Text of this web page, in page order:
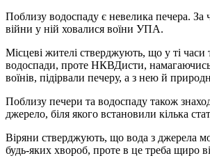
Поблизу водоспаду є невелика печера. За
війни у ній ховалися воїни УПА.
Місцеві жителі стверджують, що у ті часи
водоспади, проте НКВДисти,
воїнів, підірвали печеру, а з нею й
Поблизу печери та водоспаду також
джерело, біля якого встановили кілька
Віряни стверджують, що вода з джерела
будь-яких хвороб, проте в це треба щиро